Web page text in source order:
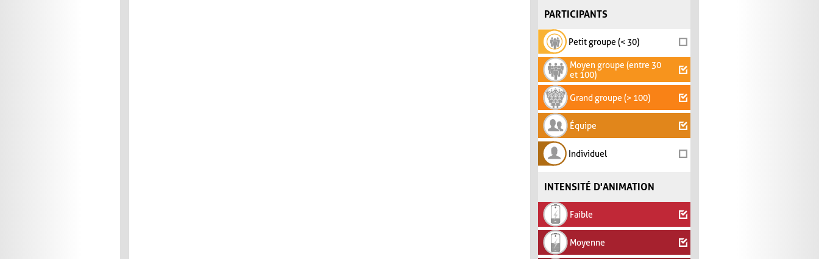
PARTICIPANTS
Petit groupe (< 30)
Moyen groupe (entre 30
et 100)
Grand groupe (> 100)
Équipe
Individuel
INTENSITÉ D'ANIMATION
Faible
Moyenne